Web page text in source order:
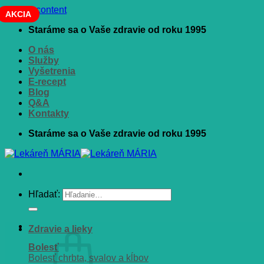
Skip to content
Staráme sa o Vaše zdravie od roku 1995
O nás
Služby
Vyšetrenia
E-recept
Blog
Q&A
Kontakty
Staráme sa o Vaše zdravie od roku 1995
Hľadať:
Zdravie a lieky
Bolesť
Bolesť chrbta, svalov a kĺbov
AKCIA